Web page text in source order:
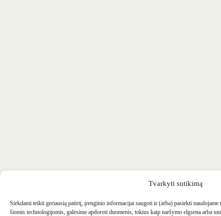
Tvarkyti sutikimą
Siekdami teikti geriausią patirtį, įrenginio informacijai saugoti ir (arba) pasiekti
šiomis technologijomis, galėsime apdoroti duomenis, tokius kaip naršymo elgsena arba